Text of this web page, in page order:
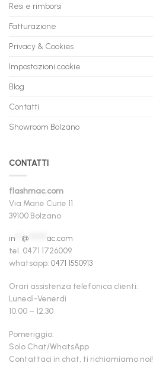
Resi e rimborsi
Fatturazione
Privacy & Cookies
Impostazioni cookie
Blog
Contatti
Showroom Bolzano
CONTATTI
flashmac.com
Via Marie Curie 11
39100 Bolzano
in @
ac.com
tel. 0471 1726009
whatsapp: 0471 1550913
Orari assistenza telefonica clienti:
Lunedì-Venerdì
10.00 – 12.30
Pomeriggio:
Solo Chat/WhatsApp
Contattaci in chat, ti richiamiamo noi!